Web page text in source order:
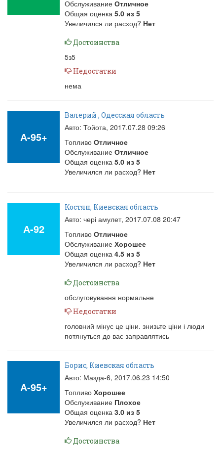
Обслуживание Отличное
Общая оценка 5.0 из 5
Увеличился ли расход? Нет
Достоинства
5з5
Недостатки
нема
А-95+
Валерий , Одесская область
Авто: Тойота, 2017.07.28 09:26
Топливо Отличное
Обслуживание Отличное
Общая оценка 5.0 из 5
Увеличился ли расход? Нет
А-92
Костян, Киевская область
Авто: чері амулет, 2017.07.08 20:47
Топливо Отличное
Обслуживание Хорошее
Общая оценка 4.5 из 5
Увеличился ли расход? Нет
Достоинства
обслуговування нормальне
Недостатки
головний мінус це ціни. знизьте ціни і люди
потянуться до вас заправлятись
А-95+
Борис, Киевская область
Авто: Мазда-6, 2017.06.23 14:50
Топливо Хорошее
Обслуживание Плохое
Общая оценка 3.0 из 5
Увеличился ли расход? Нет
Достоинства